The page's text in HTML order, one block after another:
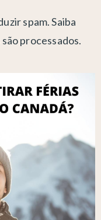
spam.Saiba
processados.